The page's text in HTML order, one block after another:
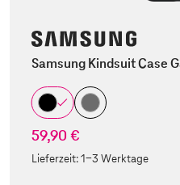
Samsung Kindsuit Case
59,90 €
Lieferzeit:1-3 Werktage